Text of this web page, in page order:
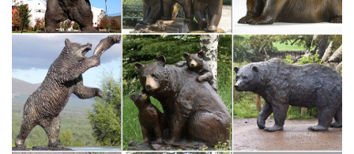
Фигурки собак – Стеклянные фигурки собак – Коллекция
собачек
Вот тут мы собрали стеклянные фигурки собак и собачек, псов
и песиков, разных пород и разных размеров. фигурки собак
являются одними из самых покупаемых из всего разнообразия
фигурок.
Статуэтки собак в интернет-магазине Для Тебя